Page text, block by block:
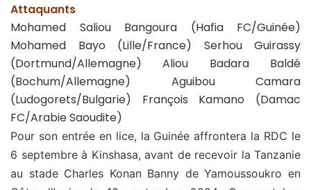
Attaquants
Mohamed Saliou Bangoura (Hafia FC/Guinée)
Mohamed Bayo (Lille/France) Serhou Guirassy
(Dortmund/Allemagne) Aliou Badara Baldé
(Bochum/Allemagne) Aguibou Camara
(Ludogorets/Bulgarie) François Kamano (Damac
FC/Arabie Saoudite)
Pour son entrée en lice, la Guinée affrontera la RDC le
6 septembre à Kinshasa, avant de recevoir la Tanzanie
au stade Charles Konan Banny de Yamoussoukro en